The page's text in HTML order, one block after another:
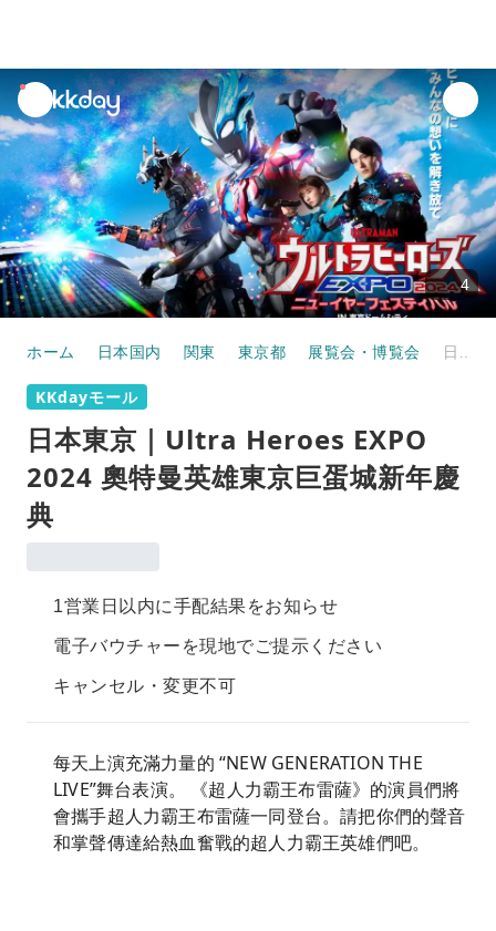
unread
notifications
4
ホーム 日本国内 関東 東京都 展覧会・博覧会
KKdayモール
日本東京｜Ultra Heroes EXPO
2024 奧特曼英雄東京巨蛋城新年慶
典
1営業日以内に手配結果をお知らせ
電子バウチャーを現地でご提示ください
キャンセル・変更不可
每天上演充滿力量的 “NEW GENERATION THE
LIVE”舞台表演。 《超人力霸王布雷薩》的演員們將
會攜手超人力霸王布雷薩一同登台。請把你們的聲音
和掌聲傳達給熱血奮戰的超人力霸王英雄們吧。